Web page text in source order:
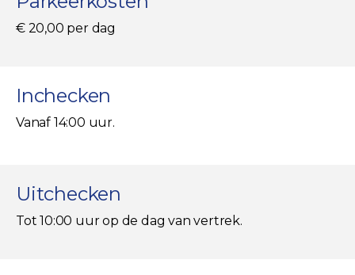
€ 20,00 per dag
Inchecken
Vanaf 14:00 uur.
Uitchecken
Tot 10:00 uur op de dag van vertrek.